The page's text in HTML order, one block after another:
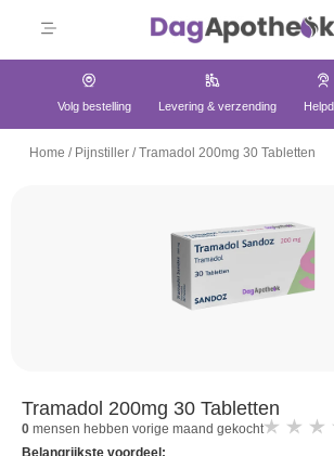
Volg bestelling Levering & verzending
Home / Pijnstiller /Tramadol 200mg 30 Tabletten
Tramadol 200mg 30 Tabletten
0 mensen hebben vorige maand gekocht
Belangrijkste voordeel: